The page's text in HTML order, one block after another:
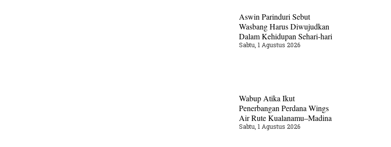
Aswin Parinduri Sebut
Wasbang Harus Diwujudkan
Dalam Kehidupan Sehari-hari
Sabtu, 1 Agustus 2026
Wabup Atika Ikut
Penerbangan Perdana Wings
Air Rute Kualanamu–Madina
Sabtu, 1 Agustus 2026